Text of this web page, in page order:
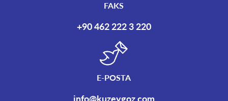
FAKS
+90 462 222 3 220
E-POSTA
info@kuzeygoz.com